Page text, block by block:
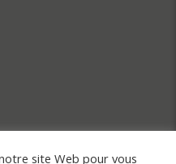
site Web pour vous